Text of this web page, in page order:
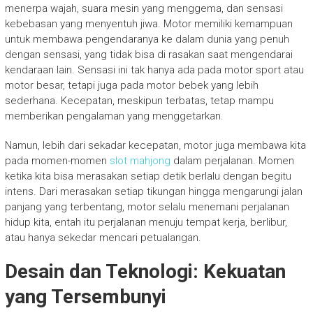
menerpa wajah, suara mesin yang menggema, dan sensasi
kebebasan yang menyentuh jiwa. Motor memiliki kemampuan
untuk membawa pengendaranya ke dalam dunia yang penuh
dengan sensasi, yang tidak bisa di rasakan saat mengendarai
kendaraan lain. Sensasi ini tak hanya ada pada motor sport atau
motor besar, tetapi juga pada motor bebek yang lebih
sederhana. Kecepatan, meskipun terbatas, tetap mampu
memberikan pengalaman yang menggetarkan.
Namun, lebih dari sekadar kecepatan, motor juga membawa kita
pada momen-momen slot mahjong dalam perjalanan. Momen
ketika kita bisa merasakan setiap detik berlalu dengan begitu
intens. Dari merasakan setiap tikungan hingga mengarungi jalan
panjang yang terbentang, motor selalu menemani perjalanan
hidup kita, entah itu perjalanan menuju tempat kerja, berlibur,
atau hanya sekedar mencari petualangan.
Desain dan Teknologi: Kekuatan
yang Tersembunyi